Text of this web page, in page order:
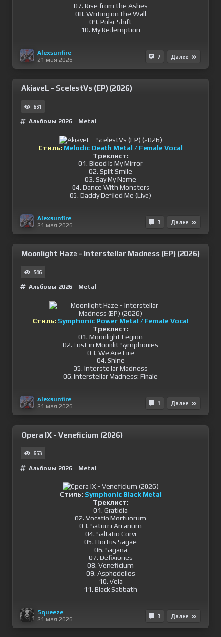
07. Rise from the Ashes
08. Writing on the Wall
09. Polar Shift
10. My Redemption
Alexsunfire
21 мая 2026
7 Далее
AkiaveL - ScelestVs (EP) (2026)
631
Альбомы 2026 | Metal
Стиль: Melodic Death Metal / Female Vocal
Треклист:
01. Blood Is My Mirror
02. Split Smile
03. Say My Name
04. Dance With Monsters
05. Daddy Defiled Me (Live)
Alexsunfire
21 мая 2026
3 Далее
Moonlight Haze - Interstellar Madness (EP) (2026)
546
Альбомы 2026 | Metal
Стиль: Symphonic Power Metal / Female Vocal
Треклист:
01. Moonlight Legion
02. Lost in Moonlit Symphonies
03. We Are Fire
04. Shine
05. Interstellar Madness
06. Interstellar Madness: Finale
Alexsunfire
21 мая 2026
1 Далее
Opera IX - Veneficium (2026)
653
Альбомы 2026 | Metal
Стиль: Symphonic Black Metal
Треклист:
01. Gratidia
02. Vocatio Mortuorum
03. Saturni Arcanum
04. Saltatio Corvi
05. Hortus Sagae
06. Sagana
07. Defixiones
08. Veneficium
09. Asphodelios
10. Veia
11. Black Sabbath
Squeeze
21 мая 2026
3 Далее